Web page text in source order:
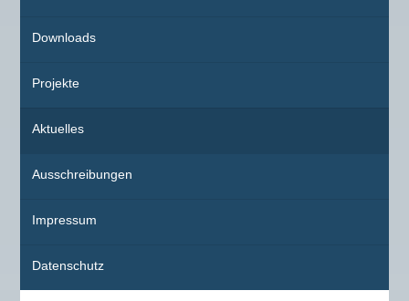
Downloads
Projekte
Aktuelles
Ausschreibungen
Impressum
Datenschutz